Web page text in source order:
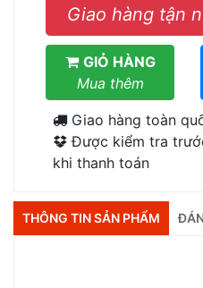
Giao hàng tận
GIỎ HÀNG
Mua thêm
Giao hàng toàn
Được kiểm tra
khi thanh toán
THÔNG TIN SẢN PHẨM